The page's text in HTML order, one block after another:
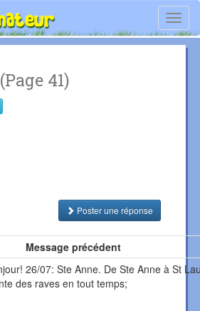
(Page 41)
Poster une réponse
Message précédent
26/07: Ste Anne. De Ste Anne à St
des raves en tout temps;